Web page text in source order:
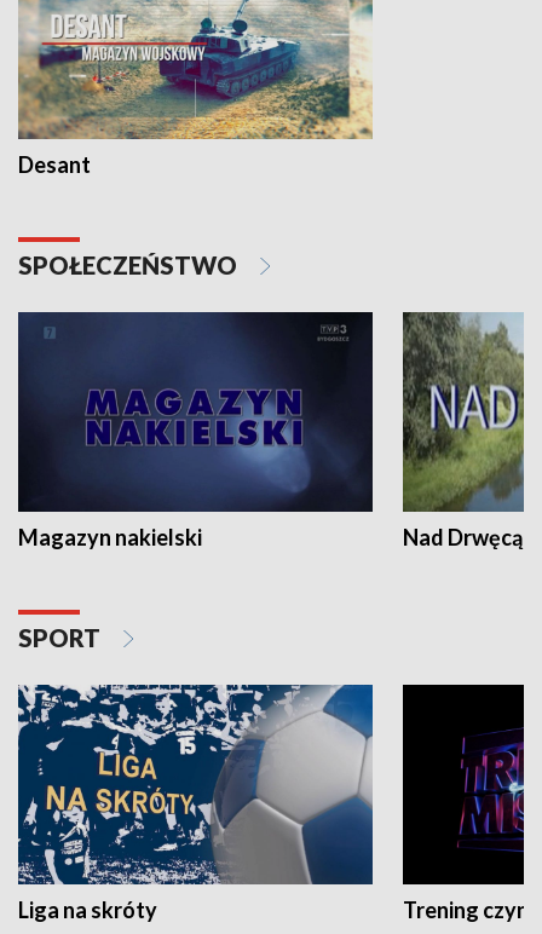
Desant
SPOŁECZEŃSTWO
Magazyn nakielski Nad Drwęcą
SPORT
Liga na skróty Trening czyni